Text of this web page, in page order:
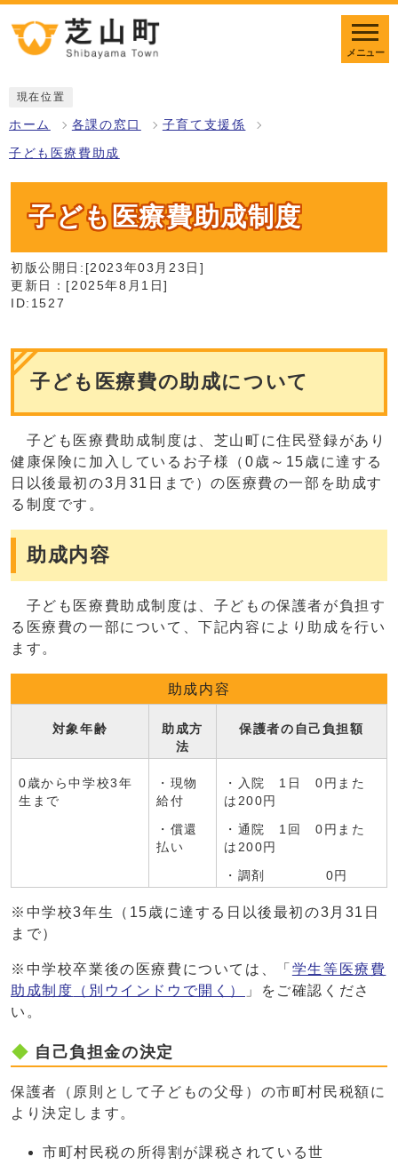
メニュー
現在位置
ホーム 各課の窓口 子育て支援係
子ども医療費助成
子ども医療費助成制度
初版公開日:[2023年03月23日]
更新日：[2025年8月1日]
ID:1527
子ども医療費の助成について
子ども医療費助成制度は、芝山町に住民登録があり
健康保険に加入しているお子様（0歳～15歳に達する
日以後最初の3月31日まで）の医療費の一部を助成す
る制度です。
助成内容
子ども医療費助成制度は、子どもの保護者が負担す
る医療費の一部について、下記内容により助成を行い
ます。
助成内容
対象年齢
助成方
法
保護者の自己負担額
0歳から中学校3年
生まで
・現物
給付
・償還
払い
・入院 1日 0円また
は200円
・通院 1回 0円また
は200円
・調剤 0円
※中学校3年生（15歳に達する日以後最初の3月31日
まで）
※中学校卒業後の医療費については、「 学生等医療費
助成制度 （別ウインドウで開く）
」をご確認くださ
い。
自己負担金の決定
保護者（原則として子どもの父母）の市町村民税額に
より決定します。
市町村民税の所得割が課税されている世